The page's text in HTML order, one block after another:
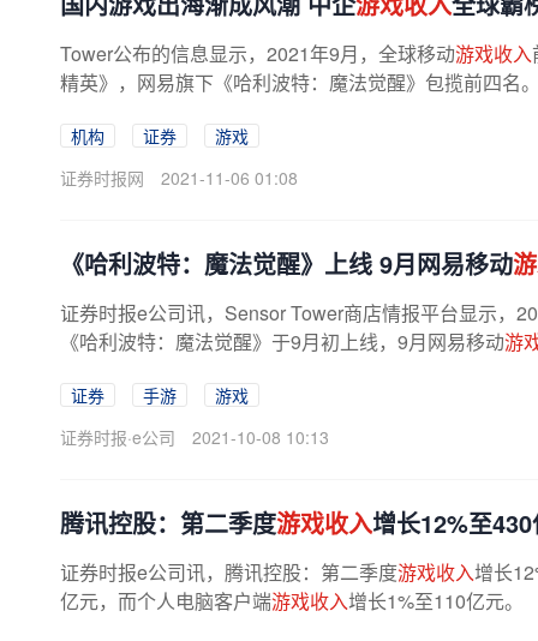
Tower公布的信息显示，2021年9月，全球移动游戏收入
精英》，网易旗下《哈利波特：魔法觉醒》包揽前四名
机构 证券
游戏
证券时报网
2021-11-06 01:08
《哈利波特：魔法觉醒》上线 9月网易移动
证券时报e公司讯，Sensor Tower商店情报平台显示，
《哈利波特：魔法觉醒》于9月初上线，9月网易移动游
证券 手游
游戏
证券时报·e公司
2021-10-08 10:13
腾讯控股：第二季度游戏收入增长12%至
证券时报e公司讯，腾讯控股：第二季度游戏收入增长
亿元，而个人电脑客户端游戏收入增长1%至110亿元。